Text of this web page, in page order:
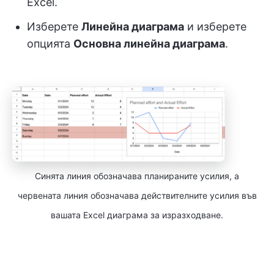
Изберете Линейна диаграма и изберете
опцията Основна линейна диаграма.
Синята линия обозначава планираните усилия, а
червената линия обозначава действителните усилия във
вашата Excel диаграма за изразходване.